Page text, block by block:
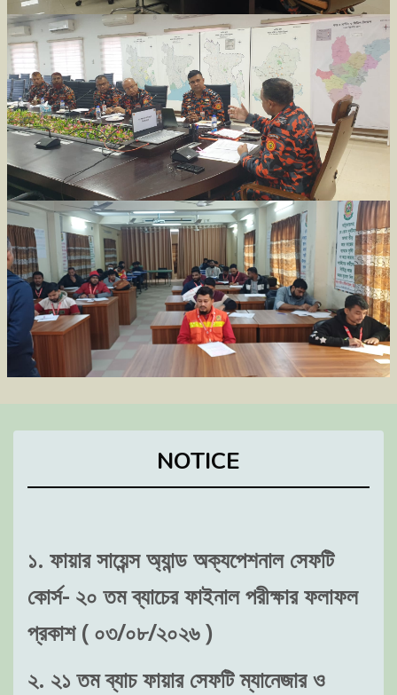
NOTICE
১. ফায়ার সায়েন্স অ্যান্ড অক্যপেশনাল সেফটি
কোর্স- ২০ তম ব্যাচের ফাইনাল পরীক্ষার ফলাফল
প্রকাশ ( ০৩/০৮/২০২৬ )
২. ২১ তম ব্যাচ ফায়ার সেফটি ম্যানেজার ও